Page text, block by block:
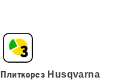
Плиткорез Husqvarna